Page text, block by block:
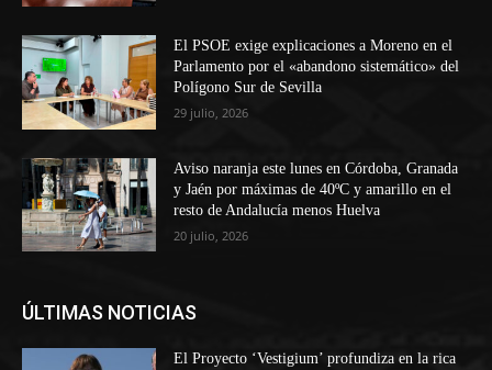
El PSOE exige explicaciones a Moreno en el
Parlamento por el «abandono sistemático» del
Polígono Sur de Sevilla
29 julio, 2026
Aviso naranja este lunes en Córdoba, Granada
y Jaén por máximas de 40ºC y amarillo en el
resto de Andalucía menos Huelva
20 julio, 2026
ÚLTIMAS NOTICIAS
El Proyecto ‘Vestigium’ profundiza en la rica